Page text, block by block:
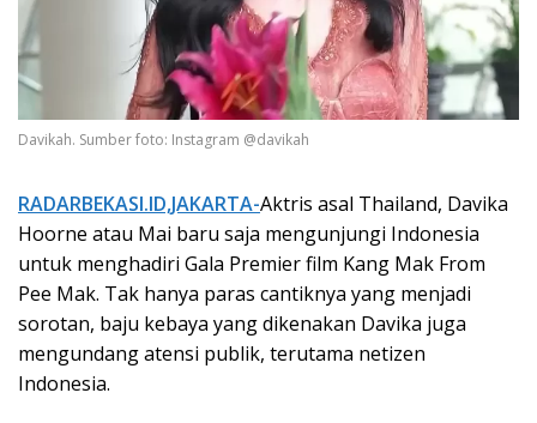
Davikah. Sumber foto: Instagram @davikah
RADARBEKASI.ID,JAKARTA-Aktris asal Thailand, Davika
Hoorne atau Mai baru saja mengunjungi Indonesia
untuk menghadiri Gala Premier film Kang Mak From
Pee Mak. Tak hanya paras cantiknya yang menjadi
sorotan, baju kebaya yang dikenakan Davika juga
mengundang atensi publik, terutama netizen
Indonesia.